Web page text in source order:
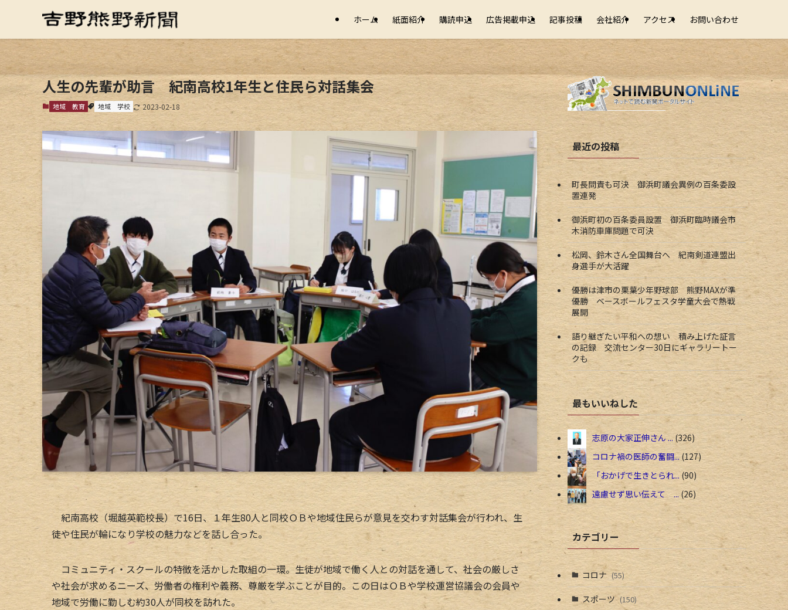
ホーム 紙面紹介 購読申込 広告掲載申込 記事投稿 会社紹介 アクセス お問い合わせ
人生の先輩が助言 紀南高校1年生と住民ら対話集会
地域 教育 地域 学校 2023-02-18
紀南高校（堀越英範校長）で16日、１年生80人と同校ＯＢや地域住民らが意見を交わす対話集会が行われ、生
徒や住民が輪になり学校の魅力などを話し合った。
コミュニティ・スクールの特徴を活かした取組の一環。生徒が地域で働く人との対話を通して、社会の厳しさ
や社会が求めるニーズ、労働者の権利や義務、尊厳を学ぶことが目的。この日はＯＢや学校運営協議会の会員や
地域で労働に勤しむ約30人が同校を訪れた。
最近の投稿
町長問責も可決 御浜町議会異例の百条委設
置連発
御浜町初の百条委員設置 御浜町臨時議会市
木消防車庫問題で可決
松岡、鈴木さん全国舞台へ 紀南剣道連盟出
身選手が大活躍
優勝は津市の栗葉少年野球部 熊野MAXが準
優勝 ベースボールフェスタ学童大会で熱戦
展開
語り継ぎたい平和への想い 積み上げた証言
の記録 交流センター30日にギャラリートー
クも
最もいいねした
志原の大家正伸さん ... 326
コロナ禍の医師の奮闘... 127
「おかげで生きとられ... 90
遠慮せず思い伝えて ... 26
カテゴリー
コロナ (55)
スポーツ (150)